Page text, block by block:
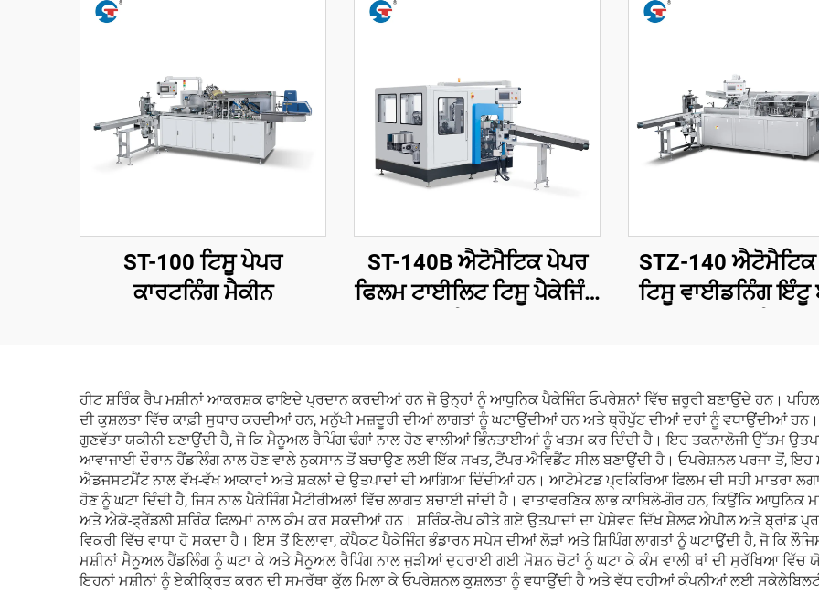
ST-100 ਟਿਸੂ ਪੇਪਰ
ਕਾਰਟਨਿੰਗ ਮੈਕੀਨ
ST-140B ਐਟੋਮੈਟਿਕ ਪੇਪਰ
ਫਿਲਮ ਟਾਈਲਿਟ ਟਿਸੂ ਪੈਕੇਜਿੰਗ
STZ-140
ਟਿਸੂ ਵਾਈਡਨਿੰਗ ਇੰਟੂ
ਹੀਟ ਸ਼ਰਿੰਕ ਰੈਪ ਮਸ਼ੀਨਾਂ ਆਕਰਸ਼ਕ ਫਾਇਦੇ ਪ੍ਰਦਾਨ ਕਰਦੀਆਂ ਹਨ ਜੋ ਉਨ੍ਹਾਂ ਨੂੰ ਆਧੁਨਿਕ ਪੈਕੇਜਿੰਗ ਓਪਰੇਸ਼ਨਾਂ ਵਿੱਚ ਜ਼ਰੂਰੀ ਬਣਾਉਂਦੇ ਹਨ।
ਦੀ ਕੁਸ਼ਲਤਾ ਵਿੱਚ ਕਾਫ਼ੀ ਸੁਧਾਰ ਕਰਦੀਆਂ ਹਨ, ਮਨੁੱਖੀ ਮਜ਼ਦੂਰੀ ਦੀਆਂ ਲਾਗਤਾਂ ਨੂੰ ਘਟਾਉਂਦੀਆਂ ਹਨ ਅਤੇ ਥ੍ਰੌਪੁੱਟ ਦੀਆਂ ਦਰਾਂ ਨੂੰ ਵਧਾਉਂਦੀਆਂ
ਗੁਣਵੱਤਾ ਯਕੀਨੀ ਬਣਾਉਂਦੀ ਹੈ, ਜੋ ਕਿ ਮੈਨੂਅਲ ਰੈਪਿੰਗ ਢੰਗਾਂ ਨਾਲ ਹੋਣ ਵਾਲੀਆਂ ਭਿੰਨਤਾਈਆਂ ਨੂੰ ਖਤਮ ਕਰ ਦਿੰਦੀ ਹੈ। ਇਹ ਤਕਨਾਲੋਜੀ ਉੱਤਮ
ਆਵਾਜਾਈ ਦੌਰਾਨ ਹੈਂਡਲਿੰਗ ਨਾਲ ਹੋਣ ਵਾਲੇ ਨੁਕਸਾਨ ਤੋਂ ਬਚਾਉਣ ਲਈ ਇੱਕ ਸਖਤ, ਟੈਂਪਰ-ਐਵਿਡੈਂਟ ਸੀਲ ਬਣਾਉਂਦੀ ਹੈ। ਓਪਰੇਸ਼ਨਲ ਪਰਜਾ ਤੋਂ, ਇਹ
ਐਡਜਸਟਮੈਂਟ ਨਾਲ ਵੱਖ-ਵੱਖ ਆਕਾਰਾਂ ਅਤੇ ਸ਼ਕਲਾਂ ਦੇ ਉਤਪਾਦਾਂ ਦੀ ਆਗਿਆ ਦਿੰਦੀਆਂ ਹਨ। ਆਟੋਮੇਟਡ ਪ੍ਰਕਿਰਿਆ ਫਿਲਮ ਦੀ ਸਹੀ ਮਾਤਰਾ
ਹੋਣ ਨੂੰ ਘਟਾ ਦਿੰਦੀ ਹੈ, ਜਿਸ ਨਾਲ ਪੈਕੇਜਿੰਗ ਮੈਟੀਰੀਅਲਾਂ ਵਿੱਚ ਲਾਗਤ ਬਚਾਈ ਜਾਂਦੀ ਹੈ। ਵਾਤਾਵਰਣਿਕ ਲਾਭ ਕਾਬਿਲੇ-ਗੌਰ ਹਨ, ਕਿਉਂਕਿ
ਅਤੇ ਐਕੋ-ਫ੍ਰੈਂਡਲੀ ਸ਼ਰਿੰਕ ਫਿਲਮਾਂ ਨਾਲ ਕੰਮ ਕਰ ਸਕਦੀਆਂ ਹਨ। ਸ਼ਰਿੰਕ-ਰੈਪ ਕੀਤੇ ਗਏ ਉਤਪਾਦਾਂ ਦਾ ਪੇਸ਼ੇਵਰ ਦਿੱਖ ਸ਼ੈਲਫ ਐਪੀਲ ਅਤੇ ਬ੍ਰਾਂਡ
ਵਿਕਰੀ ਵਿੱਚ ਵਾਧਾ ਹੋ ਸਕਦਾ ਹੈ। ਇਸ ਤੋਂ ਇਲਾਵਾ, ਕੰਪੈਕਟ ਪੈਕੇਜਿੰਗ ਭੰਡਾਰਨ ਸਪੇਸ ਦੀਆਂ ਲੋੜਾਂ ਅਤੇ ਸ਼ਿਪਿੰਗ ਲਾਗਤਾਂ ਨੂੰ ਘਟਾਉਂਦੀ ਹੈ, ਜੋ ਕਿ
ਮਸ਼ੀਨਾਂ ਮੈਨੂਅਲ ਹੈਂਡਲਿੰਗ ਨੂੰ ਘਟਾ ਕੇ ਅਤੇ ਮੈਨੂਅਲ ਰੈਪਿੰਗ ਨਾਲ ਜੁੜੀਆਂ ਦੁਹਰਾਈ ਗਈ ਮੋਸ਼ਨ ਚੋਟਾਂ ਨੂੰ ਘਟਾ ਕੇ ਕੰਮ ਵਾਲੀ ਥਾਂ ਦੀ ਸੁਰੱਖਿਆ ਵਿੱਚ
ਇਹਨਾਂ ਮਸ਼ੀਨਾਂ ਨੂੰ ਏਕੀਕ੍ਰਿਤ ਕਰਨ ਦੀ ਸਮਰੱਥਾ ਕੁੱਲ ਮਿਲਾ ਕੇ ਓਪਰੇਸ਼ਨਲ ਕੁਸ਼ਲਤਾ ਨੂੰ ਵਧਾਉਂਦੀ ਹੈ ਅਤੇ ਵੱਧ ਰਹੀਆਂ ਕੰਪਨੀਆਂ ਲਈ